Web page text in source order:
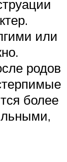
или
родов
более